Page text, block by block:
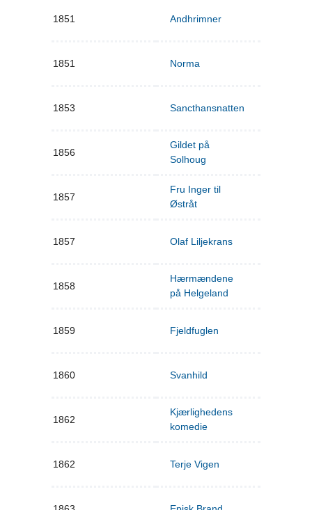
1851 Andhrimner
1851 Norma
1853 Sancthansnatten
1856
Gildet på
Solhoug
1857
Fru Inger til
Østråt
1857 Olaf Liljekrans
1858
Hærmændene
på Helgeland
1859 Fjeldfuglen
1860 Svanhild
1862
Kjærlighedens
komedie
1862 Terje Vigen